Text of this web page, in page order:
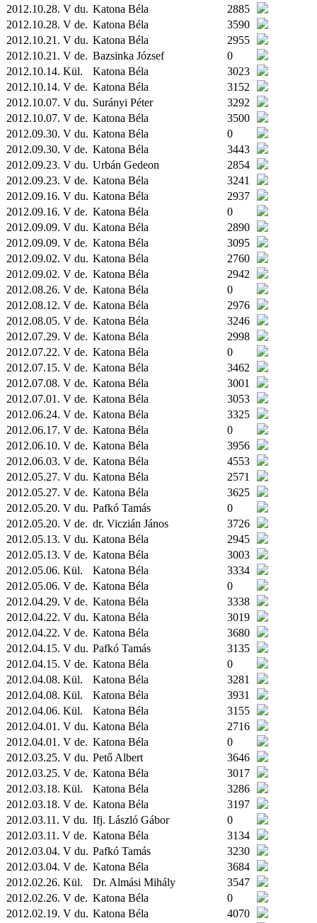
2012.10.28. V du. Katona Béla
2885
2012.10.28. V de. Katona Béla
3590
2012.10.21. V du. Katona Béla
2955
2012.10.21. V de. Bazsinka József
0
2012.10.14. Kül. Katona Béla
3023
2012.10.14. V de. Katona Béla
3152
2012.10.07. V du. Surányi Péter
3292
2012.10.07. V de. Katona Béla
3500
2012.09.30. V du. Katona Béla
0
2012.09.30. V de. Katona Béla
3443
2012.09.23. V du. Urbán Gedeon
2854
2012.09.23. V de. Katona Béla
3241
2012.09.16. V du. Katona Béla
2937
2012.09.16. V de. Katona Béla
0
2012.09.09. V du. Katona Béla
2890
2012.09.09. V de. Katona Béla
3095
2012.09.02. V du. Katona Béla
2760
2012.09.02. V de. Katona Béla
2942
2012.08.26. V de. Katona Béla
0
2012.08.12. V de. Katona Béla
2976
2012.08.05. V de. Katona Béla
3246
2012.07.29. V de. Katona Béla
2998
2012.07.22. V de. Katona Béla
0
2012.07.15. V de. Katona Béla
3462
2012.07.08. V de. Katona Béla
3001
2012.07.01. V de. Katona Béla
3053
2012.06.24. V de. Katona Béla
3325
2012.06.17. V de. Katona Béla
0
2012.06.10. V de. Katona Béla
3956
2012.06.03. V de. Katona Béla
4553
2012.05.27. V du. Katona Béla
2571
2012.05.27. V de. Katona Béla
3625
2012.05.20. V du. Pafkó Tamás
0
2012.05.20. V de. dr. Viczián János
3726
2012.05.13. V du. Katona Béla
2945
2012.05.13. V de. Katona Béla
3003
2012.05.06. Kül. Katona Béla
3334
2012.05.06. V de. Katona Béla
0
2012.04.29. V de. Katona Béla
3338
2012.04.22. V du. Katona Béla
3019
2012.04.22. V de. Katona Béla
3680
2012.04.15. V du. Pafkó Tamás
3135
2012.04.15. V de. Katona Béla
0
2012.04.08. Kül. Katona Béla
3281
2012.04.08. Kül. Katona Béla
3931
2012.04.06. Kül. Katona Béla
3155
2012.04.01. V du. Katona Béla
2716
2012.04.01. V de. Katona Béla
0
2012.03.25. V du. Pető Albert
3646
2012.03.25. V de. Katona Béla
3017
2012.03.18. Kül. Katona Béla
3286
2012.03.18. V de. Katona Béla
3197
2012.03.11. V du. Ifj. László Gábor
0
2012.03.11. V de. Katona Béla
3134
2012.03.04. V du. Pafkó Tamás
3230
2012.03.04. V de. Katona Béla
3684
2012.02.26. Kül. Dr. Almási Mihály
3547
2012.02.26. V de. Katona Béla
0
2012.02.19. V du. Katona Béla
4070